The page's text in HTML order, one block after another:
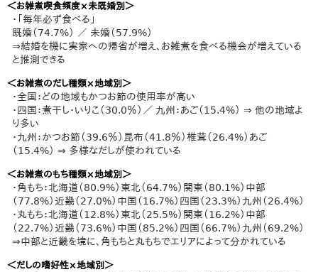
＜お雑煮喫食頻度×未既婚別＞
・「毎年必ず食べる」
既婚（74.7%） ／ 未婚（57.9%）
⇒結婚を機に実家への帰省が増え、お雑煮を食べる機会が増えている
と推測できる
＜お雑煮のだし種類×地域別＞
・全国：どの地域もかつお節の使用率が高い
・四国：煮干し・いりこ（30.0％）／ 九州：あご（15.4%） ⇒ 他の地域よ
り多い
・九州：かつお節（39.6％）昆布（41.8％）椎茸（26.4%）あご
（15.4%） ⇒ 多様なだしが使われている
＜お雑煮のもち種類×地域別＞
・角もち：北海道（80.9%）東北（64.7%）関東（80.1%）中部
（77.8%）近畿（27.0%）中国（16.7%）四国（23.3%）九州（26.4%）
・丸もち：北海道（12.8%）東北（25.5%）関東（16.2%）中部
（22.7%）近畿（73.6%）中国（85.2%）四国（66.7%）九州（69.2%）
⇒中部と近畿を境に、角もちと丸もちでエリアによって分かれている
＜だしの嗜好性×地域別＞